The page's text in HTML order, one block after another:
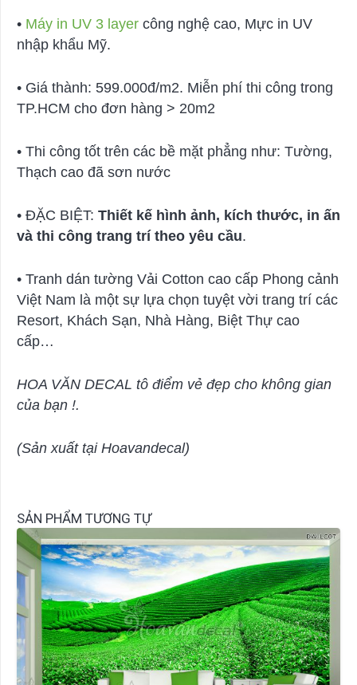
• Máy in UV 3 layer công nghệ cao, Mực in UV
nhập khẩu Mỹ.
• Giá thành: 599.000đ/m2. Miễn phí thi công trong
TP.HCM cho đơn hàng > 20m2
• Thi công tốt trên các bề mặt phẳng như: Tường,
Thạch cao đã sơn nước
• ĐẶC BIỆT: Thiết kế hình ảnh, kích thước, in ấn
và thi công trang trí theo yêu cầu.
• Tranh dán tường Vải Cotton cao cấp Phong cảnh
Việt Nam là một sự lựa chọn tuyệt vời trang trí các
Resort, Khách Sạn, Nhà Hàng, Biệt Thự cao
cấp…
HOA VĂN DECAL tô điểm vẻ đẹp cho không gian
của bạn !.
(Sản xuất tại Hoavandecal)
SẢN PHẨM TƯƠNG TỰ